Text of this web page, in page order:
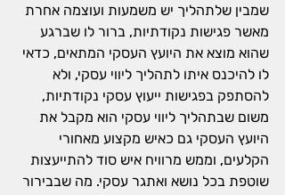
שמבין שלתהליך יש משמעות ועוצמה אחרת
מאשר פגישות נקודתיות, ברור לו שברגע
שהוא מוצא את היועץ העסקי המתאים, כדאי
לו להיכנס איתו לתהליך ליווי עסקי, ולא
להסתפק בפגישות ייעוץ עסקי נקודתיות,
משום שבתהליך ליווי עסקי הוא מקבל את
היועץ העסקי גם כאיש מקצוע מאחורי
הקלעים, וממש מרוויח איש סוד להתייעצות
שוטפת בכל נושא ואתגר עסקי. מה שבבירור